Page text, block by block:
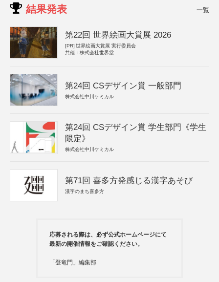
結果発表 一覧
第22回 世界絵画大賞展 2026
[PR] 世界絵画大賞展 実行委員会
共催：株式会社世界堂
第24回 CSデザイン賞 一般部門
株式会社中川ケミカル
第24回 CSデザイン賞 学生部門《学生
限定》
株式会社中川ケミカル
第71回 喜多方発感じる漢字あそび
漢字のまち喜多方
応募される際は、必ず公式ホームページにて
最新の開催情報をご確認ください。
「登竜門」編集部